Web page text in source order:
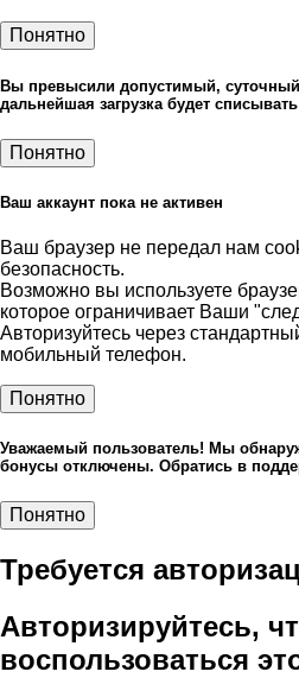
Понятно
Вы превысили допустимый, суточный
дальнейшая загрузка будет
Понятно
Ваш аккаунт пока не активен
Ваш браузер не передал нам
безопасность.
Возможно вы используете
которое ограничивает Ваши
Авторизуйтесь через
мобильный телефон.
Понятно
Уважаемый пользователь! Мы
бонусы отключены. Обратись в
Понятно
Требуется
Авторизируйтесь,
воспользоваться